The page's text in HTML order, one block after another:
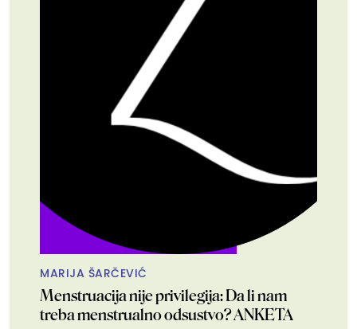
MARIJA ŠARČEVIĆ
Menstruacija nije privilegija: Da li nam
treba menstrualno odsustvo? ANKETA